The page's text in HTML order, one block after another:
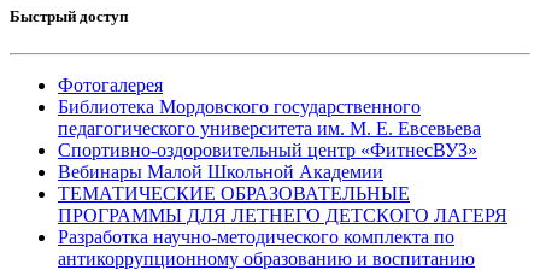
Быстрый доступ
Фотогалерея
Библиотека Мордовского государственного
педагогического университета им. М. Е. Евсевьева
Спортивно-оздоровительный центр «ФитнесВУЗ»
Вебинары Малой Школьной Академии
ТЕМАТИЧЕСКИЕ ОБРАЗОВАТЕЛЬНЫЕ
ПРОГРАММЫ ДЛЯ ЛЕТНЕГО ДЕТСКОГО ЛАГЕРЯ
Разработка научно-методического комплекта по
антикоррупционному образованию и воспитанию